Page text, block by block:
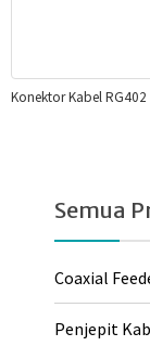
Konektor Kabel RG402
Semua
Coaxial
Penjepit